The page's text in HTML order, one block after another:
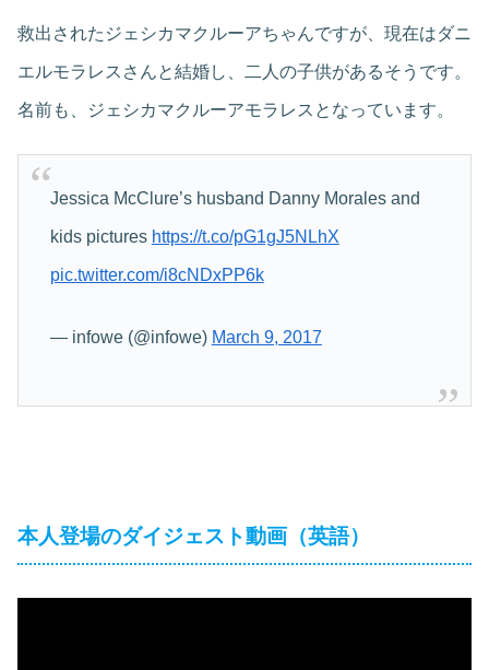
救出されたジェシカマクルーアちゃんですが、現在はダニ
エルモラレスさんと結婚し、二人の子供があるそうです。
名前も、ジェシカマクルーアモラレスとなっています。
Jessica McClure’s husband Danny Morales and
kids pictures https://t.co/pG1gJ5NLhX
pic.twitter.com/i8cNDxPP6k
— infowe (@infowe) March 9, 2017
本人登場のダイジェスト動画（英語）